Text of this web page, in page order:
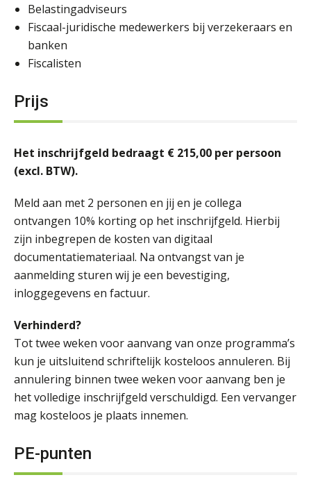
Belastingadviseurs
Fiscaal-juridische medewerkers bij verzekeraars en
banken
Fiscalisten
Prijs
Het inschrijfgeld bedraagt € 215,00 per persoon
(excl. BTW).
Meld aan met 2 personen en jij en je collega
ontvangen 10% korting op het inschrijfgeld. Hierbij
zijn inbegrepen de kosten van digitaal
documentatiemateriaal. Na ontvangst van je
aanmelding sturen wij je een bevestiging,
inloggegevens en factuur.
Verhinderd?
Tot twee weken voor aanvang van onze programma’s
kun je uitsluitend schriftelijk kosteloos annuleren. Bij
annulering binnen twee weken voor aanvang ben je
het volledige inschrijfgeld verschuldigd. Een vervanger
mag kosteloos je plaats innemen.
PE-punten